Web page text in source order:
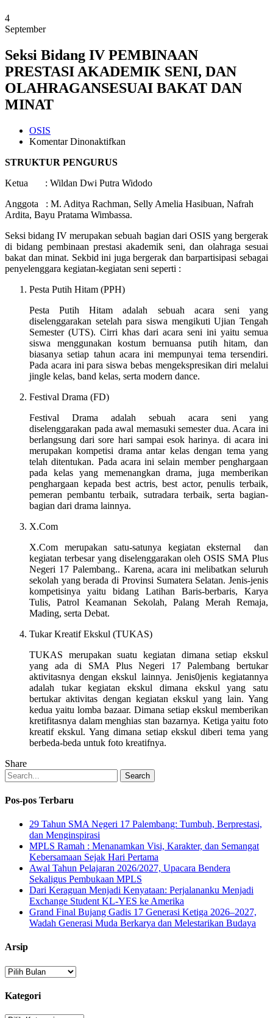
4
September
Seksi Bidang IV PEMBINAAN
PRESTASI AKADEMIK SENI, DAN
OLAHRAGANSESUAI BAKAT DAN
MINAT
OSIS
Komentar Dinonaktifkan
PEMBINAAN
AKADEMIK
SENI,
OLAHRAGANSESUAI
BAKAT
DAN
MINAT
STRUKTUR PENGURUS
Ketua : Wildan Dwi Putra Widodo
Anggota : M. Aditya Rachman, Selly Amelia Hasibuan, Nafrah
Ardita, Bayu Pratama Wimbassa.
Seksi bidang IV merupakan sebuah bagian dari OSIS yang bergerak
di bidang pembinaan prestasi akademik seni, dan olahraga sesuai
bakat dan minat. Sekbid ini juga bergerak dan barpartisipasi sebagai
penyelenggara kegiatan-kegiatan seni seperti :
Pesta Putih Hitam (PPH)
Pesta Putih Hitam adalah sebuah acara seni yang
diselenggarakan setelah para siswa mengikuti Ujian Tengah
Semester (UTS). Cirri khas dari acara seni ini yaitu semua
siswa menggunakan kostum bernuansa putih hitam, dan
biasanya setiap tahun acara ini mempunyai tema tersendiri.
Pada acara ini para siswa bebas mengekspresikan diri melalui
jingle kelas, band kelas, serta modern dance.
Festival Drama (FD)
Festival Drama adalah sebuah acara seni yang
diselenggarakan pada awal memasuki semester dua. Acara ini
berlangsung dari sore hari sampai esok harinya. di acara ini
merupakan kompetisi drama antar kelas dengan tema yang
telah ditentukan. Pada acara ini selain member penghargaan
pada kelas yang memenangkan drama, juga memberikan
penghargaan kepada best actris, best actor, penulis terbaik,
pemeran pembantu terbaik, sutradara terbaik, serta bagian-
bagian dari drama lainnya.
X.Com
X.Com merupakan satu-satunya kegiatan eksternal dan
kegiatan terbesar yang diselenggarakan oleh OSIS SMA Plus
Negeri 17 Palembang.. Karena, acara ini melibatkan seluruh
sekolah yang berada di Provinsi Sumatera Selatan. Jenis-jenis
kompetisinya yaitu bidang Latihan Baris-berbaris, Karya
Tulis, Patrol Keamanan Sekolah, Palang Merah Remaja,
Mading, serta Debat.
Tukar Kreatif Ekskul (TUKAS)
TUKAS merupakan suatu kegiatan dimana setiap ekskul
yang ada di SMA Plus Negeri 17 Palembang bertukar
aktivitasnya dengan ekskul lainnya. Jenis0jenis kegiatannya
adalah tukar kegiatan ekskul dimana ekskul yang satu
bertukar aktivitas dengan kegiatan ekskul yang lain. Yang
kedua yaitu lomba bazaar. Dimana setiap ekskul memberikan
kretifitasnya dalam menghias stan bazarnya. Ketiga yaitu foto
kreatif ekskul. Yang dimana setiap ekskul diberi tema yang
berbeda-beda untuk foto kreatifnya.
Share
Search
Pos-pos Terbaru
29 Tahun SMA Negeri 17 Palembang: Tumbuh, Berprestasi,
dan Menginspirasi
MPLS Ramah : Menanamkan Visi, Karakter, dan Semangat
Kebersamaan Sejak Hari Pertama
Awal Tahun Pelajaran 2026/2027, Upacara Bendera
Sekaligus Pembukaan MPLS
Dari Keraguan Menjadi Kenyataan: Perjalananku Menjadi
Exchange Student KL-YES ke Amerika
Grand Final Bujang Gadis 17 Generasi Ketiga 2026–2027,
Wadah Generasi Muda Berkarya dan Melestarikan Budaya
Arsip
Arsip
Kategori